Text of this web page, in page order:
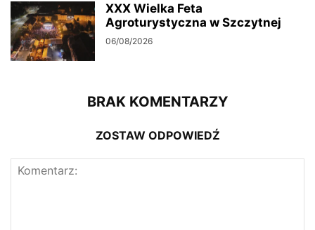
XXX Wielka Feta
Agroturystyczna w Szczytnej
06/08/2026
BRAK KOMENTARZY
ZOSTAW ODPOWIEDŹ